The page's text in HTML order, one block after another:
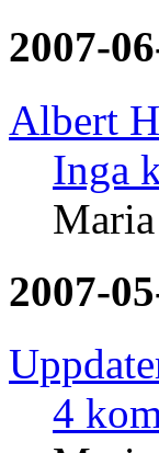
2007-
Albert
Inga
2007-
4